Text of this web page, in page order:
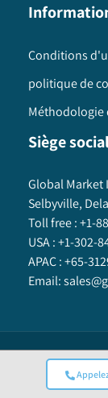
Conditions
politique de
Méthodologie
Siège
Global Market
Selbyville,
Toll free :+1-
USA :+1-302-
APAC :+65-
Email:
Global